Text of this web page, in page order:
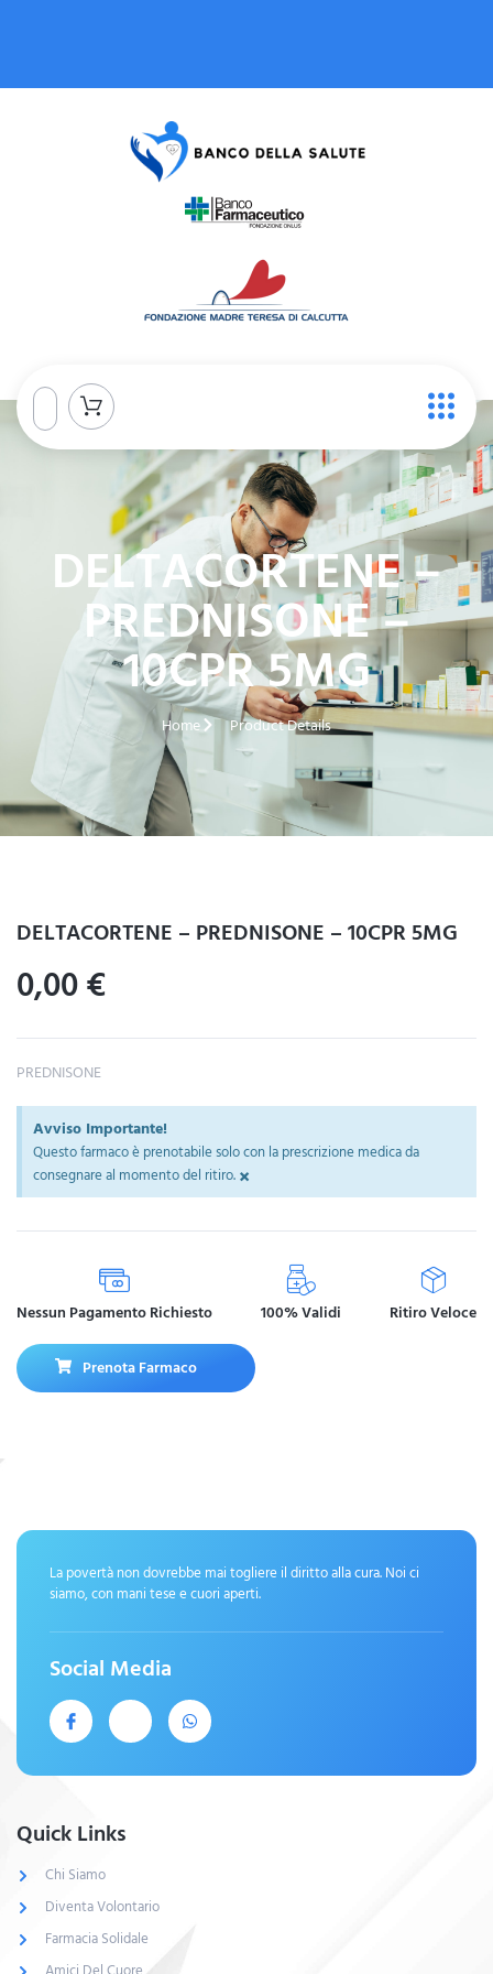
DELTACORTENE –
PREDNISONE –
10CPR 5MG
Home Product Details
DELTACORTENE – PREDNISONE – 10CPR 5MG
0,00€
PREDNISONE
Avviso Importante!
Questo farmaco è prenotabile solo con la prescrizione medica da
consegnare al momento del ritiro.×
Nessun Pagamento Richiesto 100% Validi Ritiro Veloce
Prenota Farmaco
La povertà non dovrebbe mai togliere il diritto alla cura. Noi ci
siamo, con mani tese e cuori aperti.
Social Media
Quick Links
Chi Siamo
Diventa Volontario
Farmacia Solidale